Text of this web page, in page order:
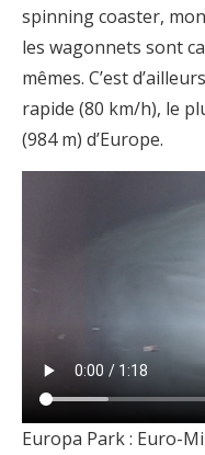
spinning coaster,
les wagonnets sont
mêmes. C’est
rapide (80 km/h), le
(984 m) d’Europe.
Europa Park : Euro-